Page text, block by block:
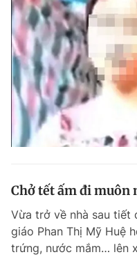
Chở tết ấm đi muôn
Vừa trở về nhà sau tiết
giáo Phan Thị Mỹ Huệ
trứng, nước mắm… lên